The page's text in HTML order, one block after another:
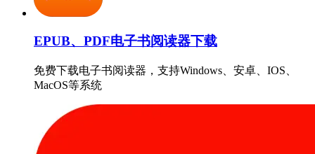
EPUB、PDF电子书阅读器下载
免费下载电子书阅读器，支持Windows、安卓、IOS、
MacOS等系统